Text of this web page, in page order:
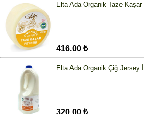
Elta Ada Organik Taze
416.00 ₺
Elta Ada Organik Çiğ Jersey